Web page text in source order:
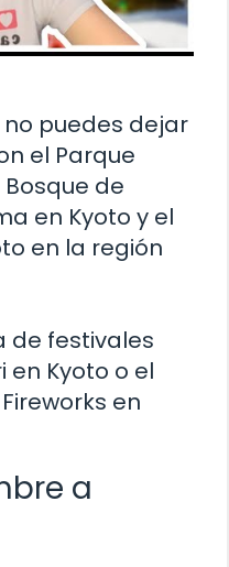
puedes dejar
el Parque
de
en Kyoto y el
en la región
de festivales
en Kyoto o el
en
a